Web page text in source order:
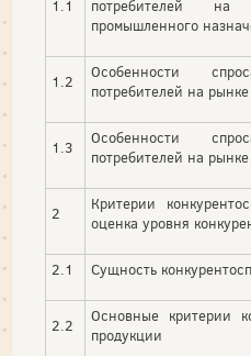
1.1
потребителей на
промышленного
1.2
Особенности
потребителей на
1.3
Особенности
потребителей на
2
Критерии
оценка уровня
2.1 Сущность
2.2
Основные критерии
продукции